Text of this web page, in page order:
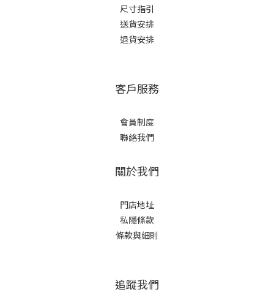
尺寸指引
送貨安排
退貨安排
客戶服務
會員制度
聯絡我們
關於我們
門店地址
私隱條款
條款與細則
追蹤我們